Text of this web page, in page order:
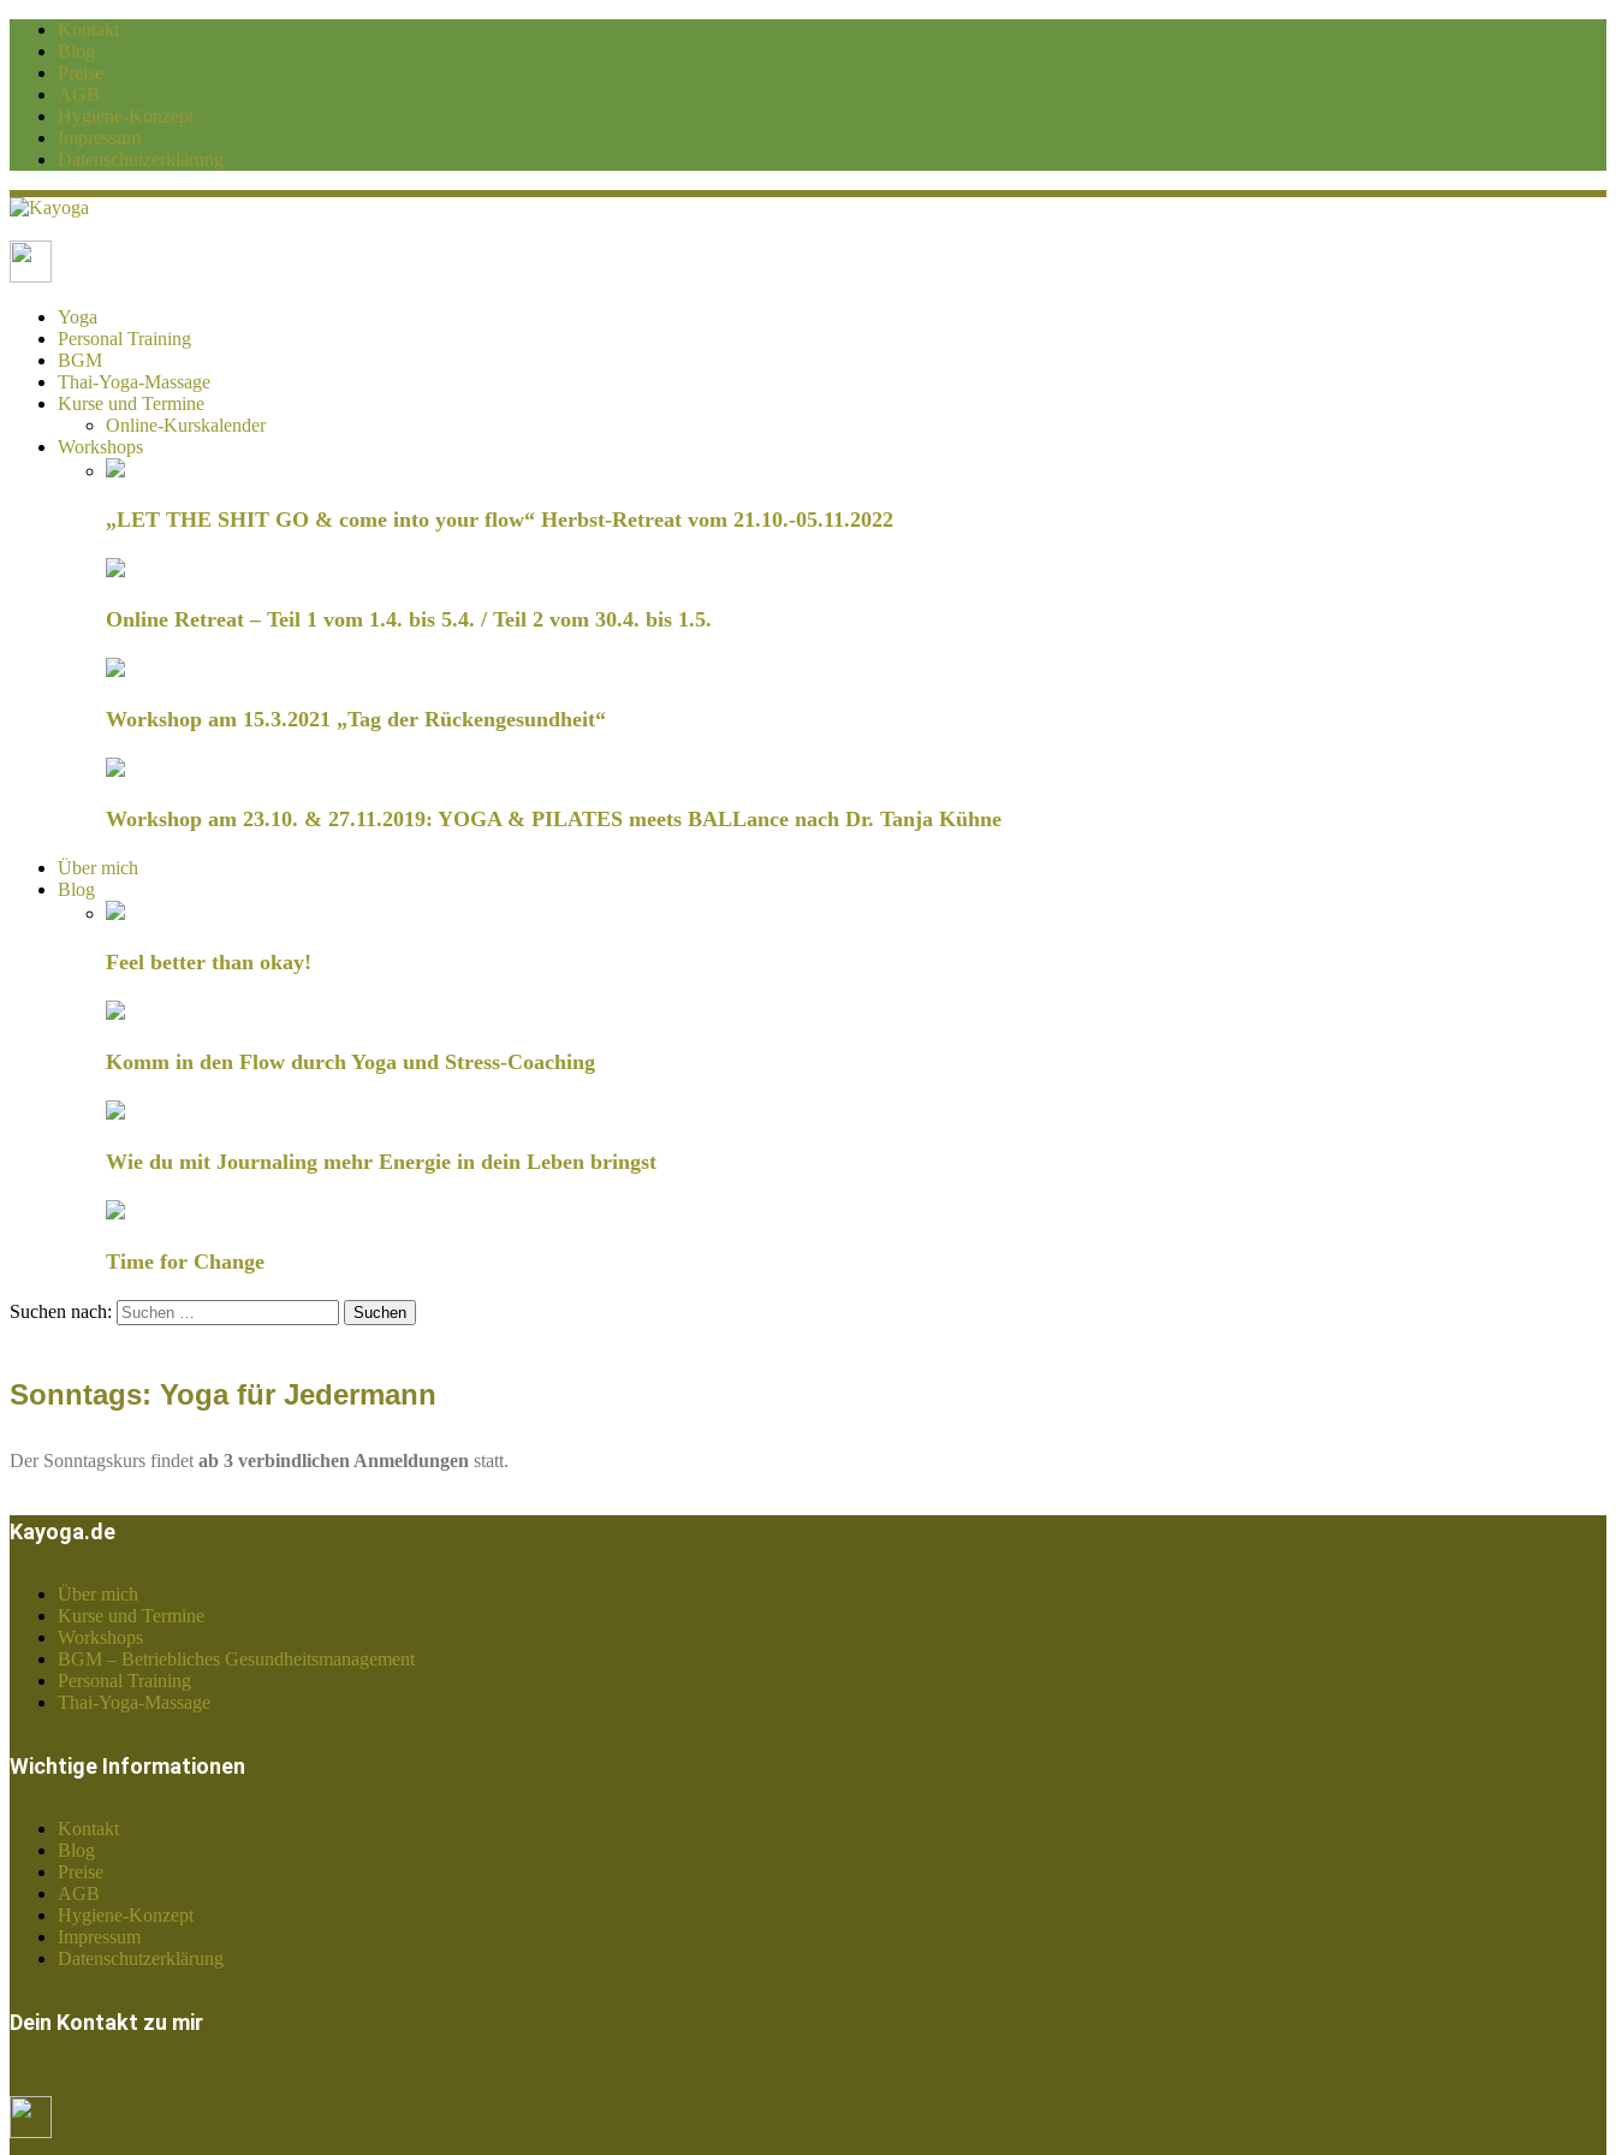
Kontakt
Blog
Preise
AGB
Hygiene-Konzept
Impressum
Datenschutzerklärung
Kayoga
Yoga und Personaltraining Duisburg
Yoga
Personal Training
BGM
Thai-Yoga-Massage
Kurse und Termine
Online-Kurskalender
Workshops
„LET THE SHIT GO & come into your flow“ Herbst-Retreat vom 21.10.-05.11.2022
Online Retreat – Teil 1 vom 1.4. bis 5.4. / Teil 2 vom 30.4. bis 1.5.
Workshop am 15.3.2021 „Tag der Rückengesundheit“
Workshop am 23.10. & 27.11.2019: YOGA & PILATES meets BALLance nach Dr. Tanja Kühne
Über mich
Blog
Feel better than okay!
Komm in den Flow durch Yoga und Stress-Coaching
Wie du mit Journaling mehr Energie in dein Leben bringst
Time for Change
Suchen nach:
Sonntags: Yoga für Jedermann
Der Sonntagskurs findet ab 3 verbindlichen Anmeldungen statt.
Kayoga.de
Über mich
Kurse und Termine
Workshops
BGM – Betriebliches Gesundheitsmanagement
Personal Training
Thai-Yoga-Massage
Wichtige Informationen
Kontakt
Blog
Preise
AGB
Hygiene-Konzept
Impressum
Datenschutzerklärung
Dein Kontakt zu mir